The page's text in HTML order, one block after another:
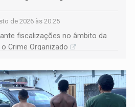
de 2026 às 20:25
fiscalizações no âmbito da
Crime Organizado